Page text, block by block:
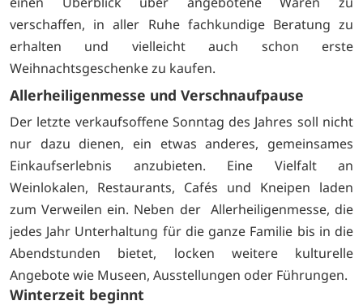
verschaffen, in aller Ruhe fachkundige Beratung zu
erhalten und vielleicht auch schon erste
Weihnachtsgeschenke zu kaufen.
Allerheiligenmesse und Verschnaufpause
Der letzte verkaufsoffene Sonntag des Jahres soll nicht
nur dazu dienen, ein etwas anderes, gemeinsames
Einkaufserlebnis anzubieten. Eine Vielfalt an
Weinlokalen, Restaurants, Cafés und Kneipen laden
zum Verweilen ein. Neben der Allerheiligenmesse, die
jedes Jahr Unterhaltung für die ganze Familie bis in die
Abendstunden bietet, locken weitere kulturelle
Angebote wie Museen, Ausstellungen oder Führungen.
Winterzeit beginnt